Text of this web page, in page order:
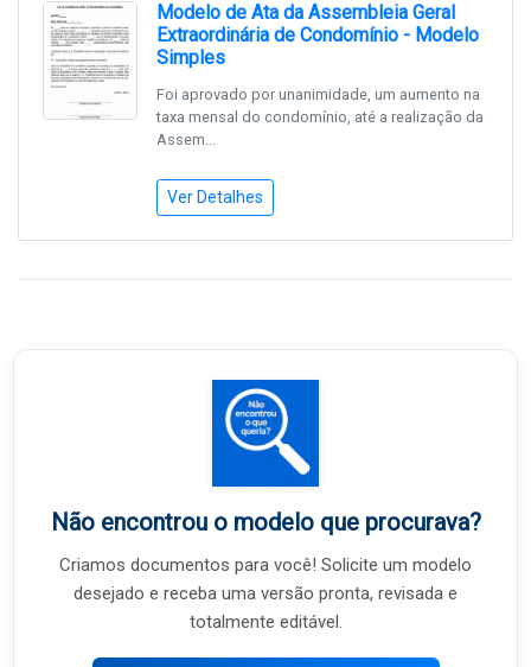
Modelo de Ata da Assembleia Geral
Extraordinária de Condomínio - Modelo
Simples
Foi aprovado por unanimidade, um aumento na
taxa mensal do condomínio, até a realização da
Assem...
Ver Detalhes
Não encontrou o modelo que procurava?
Criamos documentos para você! Solicite um modelo
desejado e receba uma versão pronta, revisada e
totalmente editável.